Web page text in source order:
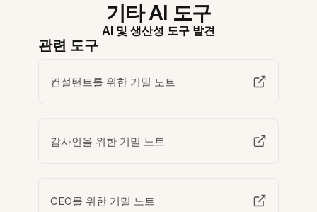
기타 AI 도구
AI 및 생산성 도구 발견
관련 도구
컨설턴트를 위한 기밀 노트
감사인을 위한 기밀 노트
CEO를 위한 기밀 노트